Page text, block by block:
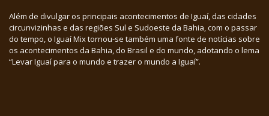
Além de divulgar os principais acontecimentos de Iguaí, das cidades
circunvizinhas e das regiões Sul e Sudoeste da Bahia, com o passar
do tempo, o Iguaí Mix tornou-se também uma fonte de notícias sobre
os acontecimentos da Bahia, do Brasil e do mundo, adotando o lema
“Levar Iguaí para o mundo e trazer o mundo a Iguaí”.